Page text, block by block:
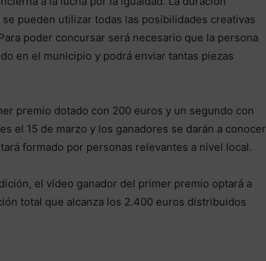
pueden utilizar todas las posibilidades creativas
poder concursar será necesario que la persona
en el municipio y podrá enviar tantas piezas
premio dotado con 200 euros y un segundo con
el 15 de marzo y los ganadores se darán a conocer
formado por personas relevantes a nivel local.
el vídeo ganador del primer premio optará a
total que alcanza los 2.400 euros distribuidos